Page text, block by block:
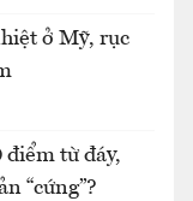
ở Mỹ, rục
điểm từ đáy,
“cứng”?